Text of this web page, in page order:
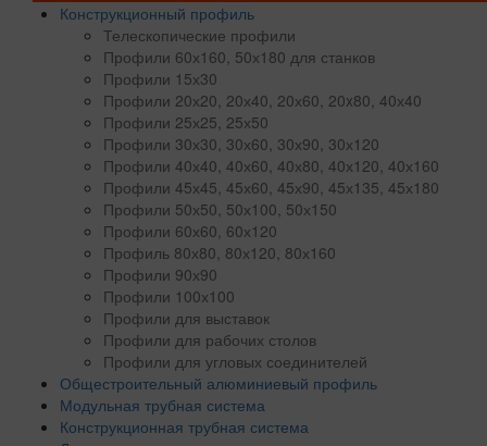
Конструкционный профиль
Телескопические профили
Профили 60х160, 50х180 для станков
Профили 15х30
Профили 20х20, 20х40, 20х60, 20x80, 40х40
Профили 25х25, 25х50
Профили 30х30, 30х60, 30х90, 30х120
Профили 40х40, 40х60, 40х80, 40х120, 40х160
Профили 45х45, 45х60, 45х90, 45х135, 45х180
Профили 50х50, 50х100, 50х150
Профили 60х60, 60х120
Профиль 80х80, 80х120, 80х160
Профили 90х90
Профили 100х100
Профили для выставок
Профили для рабочих столов
Профили для угловых соединителей
Общестроительный алюминиевый профиль
Модульная трубная система
Конструкционная трубная система